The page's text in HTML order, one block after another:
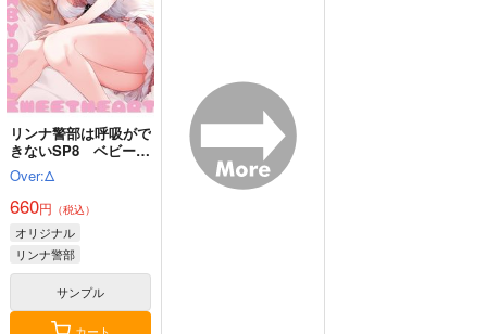
オリジナル しずく
サンプル
カート カート
リンナ警部は呼吸がで
きないSP8 ベビード
ールカノジョ
Over:Δ
660円 （税込）
オリジナル
リンナ警部
サンプル
カート